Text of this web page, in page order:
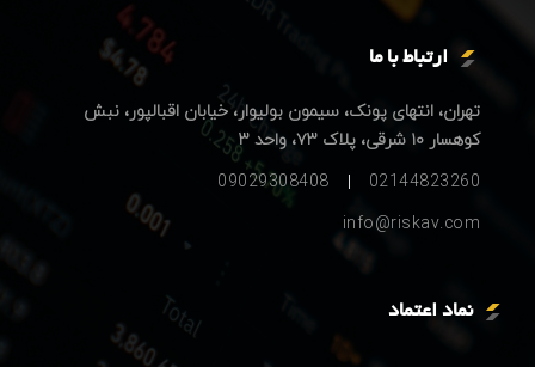
ارتباط با ما
تهران، انتهای پونک، سیمون بولیوار، خیابان اقبالپور، نبش
کوهسار ۱۰ شرقی، پلاک ۷۳، واحد ۳
02144823260
09029308408
info@riskav.com
نماد اعتماد